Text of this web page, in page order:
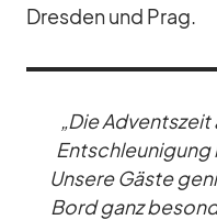
Dres­den und Prag.
„Die
Un­sere Gäste
Bord ganz